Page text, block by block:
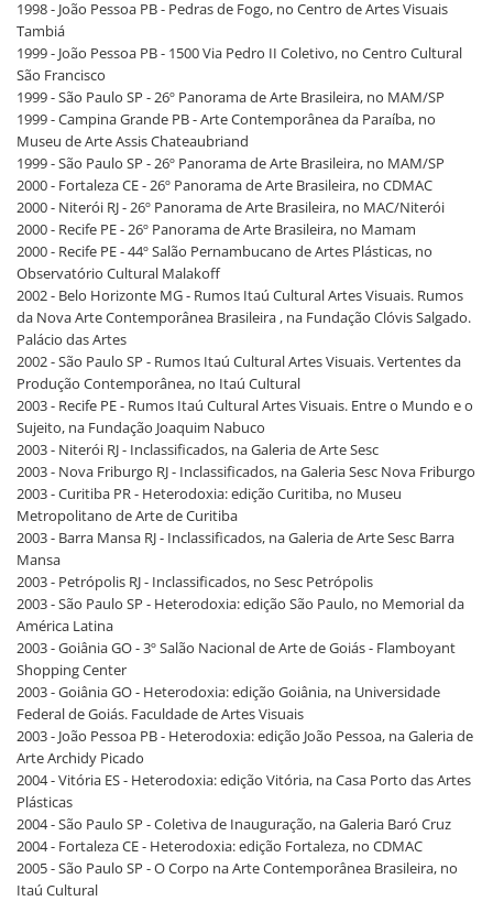
1998 - João Pessoa PB - Pedras de Fogo, no Centro de Artes Visuais
Tambiá
1999 - João Pessoa PB - 1500 Via Pedro II Coletivo, no Centro Cultural
São Francisco
1999 - São Paulo SP - 26º Panorama de Arte Brasileira, no MAM/SP
1999 - Campina Grande PB - Arte Contemporânea da Paraíba, no
Museu de Arte Assis Chateaubriand
1999 - São Paulo SP - 26º Panorama de Arte Brasileira, no MAM/SP
2000 - Fortaleza CE - 26º Panorama de Arte Brasileira, no CDMAC
2000 - Niterói RJ - 26º Panorama de Arte Brasileira, no MAC/Niterói
2000 - Recife PE - 26º Panorama de Arte Brasileira, no Mamam
2000 - Recife PE - 44º Salão Pernambucano de Artes Plásticas, no
Observatório Cultural Malakoff
2002 - Belo Horizonte MG - Rumos Itaú Cultural Artes Visuais. Rumos
da Nova Arte Contemporânea Brasileira , na Fundação Clóvis Salgado.
Palácio das Artes
2002 - São Paulo SP - Rumos Itaú Cultural Artes Visuais. Vertentes da
Produção Contemporânea, no Itaú Cultural
2003 - Recife PE - Rumos Itaú Cultural Artes Visuais. Entre o Mundo e o
Sujeito, na Fundação Joaquim Nabuco
2003 - Niterói RJ - Inclassificados, na Galeria de Arte Sesc
2003 - Nova Friburgo RJ - Inclassificados, na Galeria Sesc Nova Friburgo
2003 - Curitiba PR - Heterodoxia: edição Curitiba, no Museu
Metropolitano de Arte de Curitiba
2003 - Barra Mansa RJ - Inclassificados, na Galeria de Arte Sesc Barra
Mansa
2003 - Petrópolis RJ - Inclassificados, no Sesc Petrópolis
2003 - São Paulo SP - Heterodoxia: edição São Paulo, no Memorial da
América Latina
2003 - Goiânia GO - 3º Salão Nacional de Arte de Goiás - Flamboyant
Shopping Center
2003 - Goiânia GO - Heterodoxia: edição Goiânia, na Universidade
Federal de Goiás. Faculdade de Artes Visuais
2003 - João Pessoa PB - Heterodoxia: edição João Pessoa, na Galeria de
Arte Archidy Picado
2004 - Vitória ES - Heterodoxia: edição Vitória, na Casa Porto das Artes
Plásticas
2004 - São Paulo SP - Coletiva de Inauguração, na Galeria Baró Cruz
2004 - Fortaleza CE - Heterodoxia: edição Fortaleza, no CDMAC
2005 - São Paulo SP - O Corpo na Arte Contemporânea Brasileira, no
Itaú Cultural